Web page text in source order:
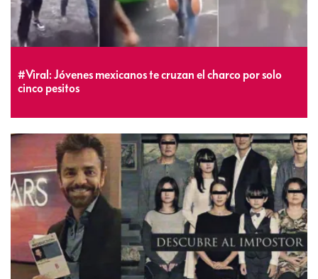
#Viral: Jóvenes mexicanos te cruzan el charco por solo
cinco pesitos